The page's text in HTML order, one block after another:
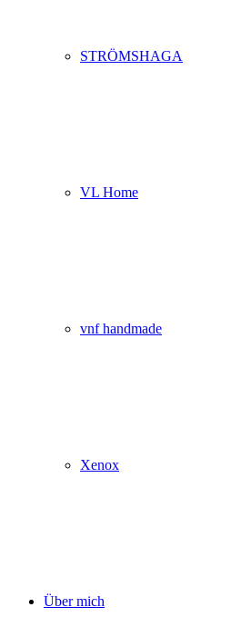
STRÖMSHAGA
VL Home
vnf handmade
Xenox
Über mich